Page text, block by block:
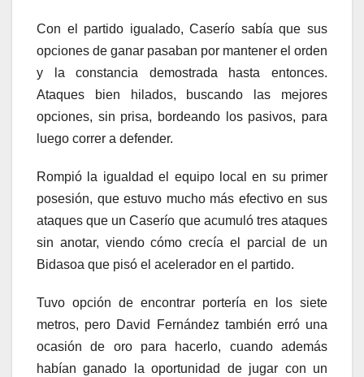
Con el partido igualado, Caserío sabía que sus
opciones de ganar pasaban por mantener el orden
y la constancia demostrada hasta entonces.
Ataques bien hilados, buscando las mejores
opciones, sin prisa, bordeando los pasivos, para
luego correr a defender.
Rompió la igualdad el equipo local en su primer
posesión, que estuvo mucho más efectivo en sus
ataques que un Caserío que acumuló tres ataques
sin anotar, viendo cómo crecía el parcial de un
Bidasoa que pisó el acelerador en el partido.
Tuvo opción de encontrar portería en los siete
metros, pero David Fernández también erró una
ocasión de oro para hacerlo, cuando además
habían ganado la oportunidad de jugar con un